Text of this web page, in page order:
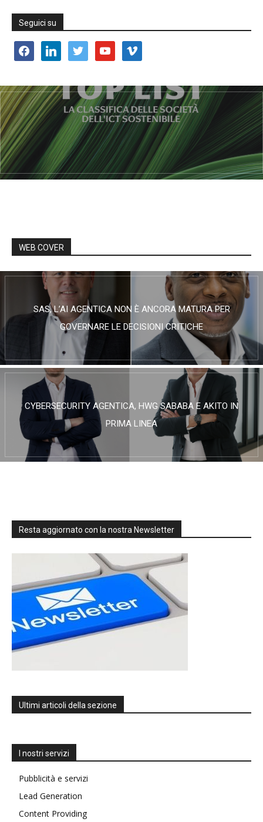
Seguici su
facebooklinkedin twitter youtube vimeo
WEB COVER
SAS, L’AI AGENTICA NON È ANCORA MATURA PER
GOVERNARE LE DECISIONI CRITICHE
CYBERSECURITY AGENTICA, HWG SABABA E AKITO IN
PRIMA LINEA
Resta aggiornato con la nostra Newsletter
Ultimi articoli della sezione
I nostri servizi
Pubblicità e servizi
Lead Generation
Content Providing